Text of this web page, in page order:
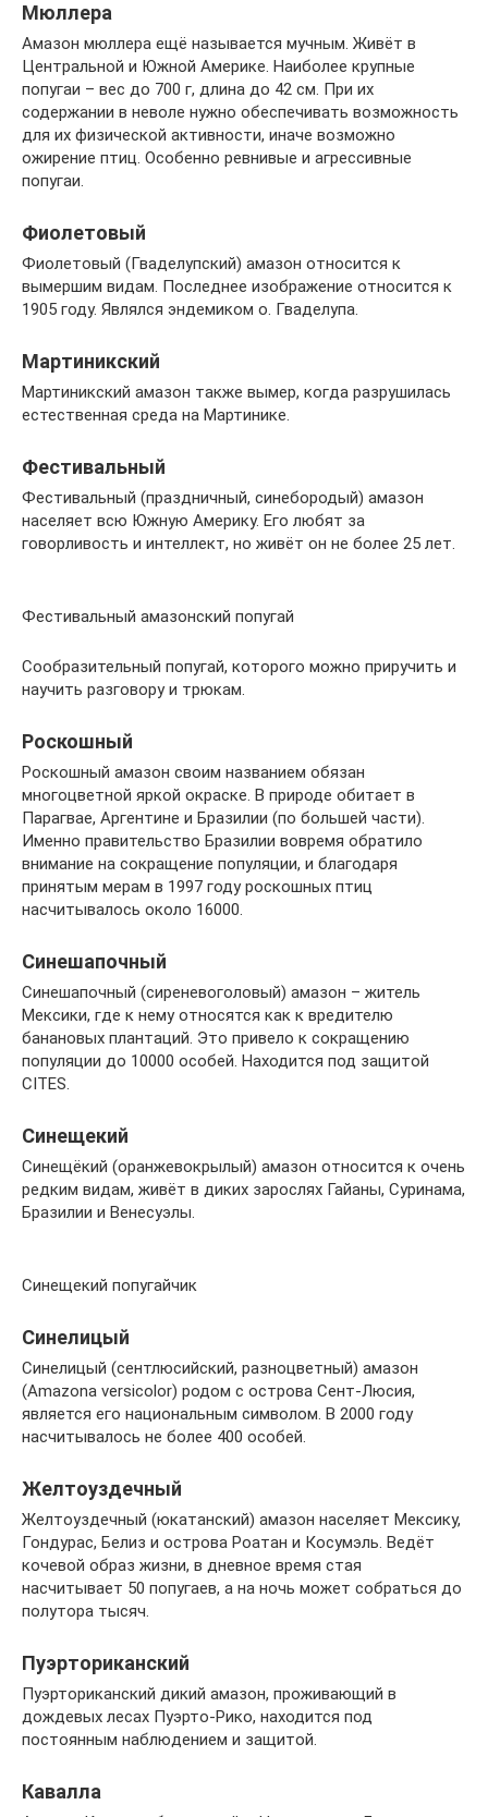
Мюллера
Амазон мюллера ещё называется мучным. Живёт в
Центральной и Южной Америке. Наиболее крупные
попугаи – вес до 700 г, длина до 42 см. При их
содержании в неволе нужно обеспечивать возможность
для их физической активности, иначе возможно
ожирение птиц. Особенно ревнивые и агрессивные
попугаи.
Фиолетовый
Фиолетовый (Гваделупский) амазон относится к
вымершим видам. Последнее изображение относится к
1905 году. Являлся эндемиком о. Гваделупа.
Мартиникский
Мартиникский амазон также вымер, когда разрушилась
естественная среда на Мартинике.
Фестивальный
Фестивальный (праздничный, синебородый) амазон
населяет всю Южную Америку. Его любят за
говорливость и интеллект, но живёт он не более 25 лет.
Фестивальный амазонский попугай
Сообразительный попугай, которого можно приручить и
научить разговору и трюкам.
Роскошный
Роскошный амазон своим названием обязан
многоцветной яркой окраске. В природе обитает в
Парагвае, Аргентине и Бразилии (по большей части).
Именно правительство Бразилии вовремя обратило
внимание на сокращение популяции, и благодаря
принятым мерам в 1997 году роскошных птиц
насчитывалось около 16000.
Синешапочный
Синешапочный (сиреневоголовый) амазон – житель
Мексики, где к нему относятся как к вредителю
банановых плантаций. Это привело к сокращению
популяции до 10000 особей. Находится под защитой
CITES.
Синещекий
Синещёкий (оранжевокрылый) амазон относится к очень
редким видам, живёт в диких зарослях Гайаны, Суринама,
Бразилии и Венесуэлы.
Синещекий попугайчик
Синелицый
Синелицый (сентлюсийский, разноцветный) амазон
(Amazona versicolor) родом с острова Сент-Люсия,
является его национальным символом. В 2000 году
насчитывалось не более 400 особей.
Желтоуздечный
Желтоуздечный (юкатанский) амазон населяет Мексику,
Гондурас, Белиз и острова Роатан и Косумэль. Ведёт
кочевой образ жизни, в дневное время стая
насчитывает 50 попугаев, а на ночь может собраться до
полутора тысяч.
Пуэрториканский
Пуэрториканский дикий амазон, проживающий в
дождевых лесах Пуэрто-Рико, находится под
постоянным наблюдением и защитой.
Кавалла